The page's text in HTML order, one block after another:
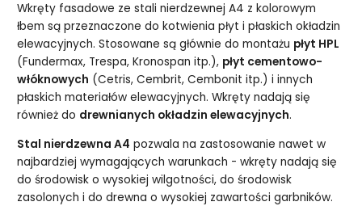
Wkręty fasadowe ze stali nierdzewnej A4 z kolorowym
łbem są przeznaczone do kotwienia płyt i płaskich okładzin
elewacyjnych. Stosowane są głównie do montażu płyt HPL
(Fundermax, Trespa, Kronospan itp.), płyt cementowo-
włóknowych (Cetris, Cembrit, Cembonit itp.) i innych
płaskich materiałów elewacyjnych. Wkręty nadają się
również do drewnianych okładzin elewacyjnych.
Stal nierdzewna A4 pozwala na zastosowanie nawet w
najbardziej wymagających warunkach - wkręty nadają się
do środowisk o wysokiej wilgotności, do środowisk
zasolonych i do drewna o wysokiej zawartości garbników.